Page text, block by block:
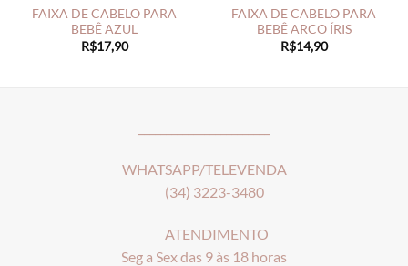
FAIXA DE CABELO PARA
BEBÊ AZUL
R$17,90
FAIXA DE CABELO PARA
BEBÊ ARCO ÍRIS
R$14,90
WHATSAPP/TELEVENDA
(34) 3223-3480
ATENDIMENTO
Seg a Sex das 9 às 18 horas